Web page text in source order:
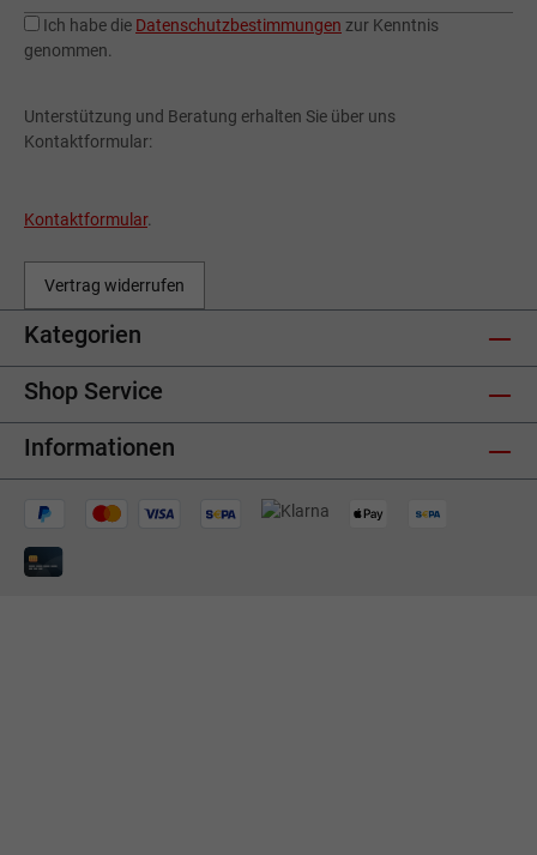
Ich habe die Datenschutzbestimmungen zur Kenntnis
genommen.
Unterstützung und Beratung erhalten Sie über uns
Kontaktformular:
Kontaktformular.
Vertrag widerrufen
Kategorien
Shop Service
Informationen